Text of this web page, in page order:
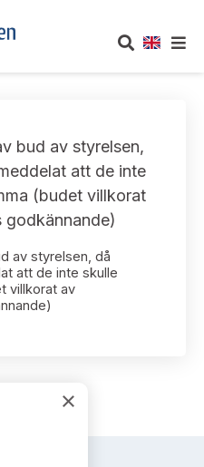
marknader och vissa
bud av styrelsen,
att de inte
(budet villkorat
godkännande)
av styrelsen, då
att de inte skulle
villkorat av
×